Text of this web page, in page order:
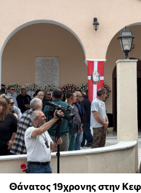
Θάνατος 19χρονης στην